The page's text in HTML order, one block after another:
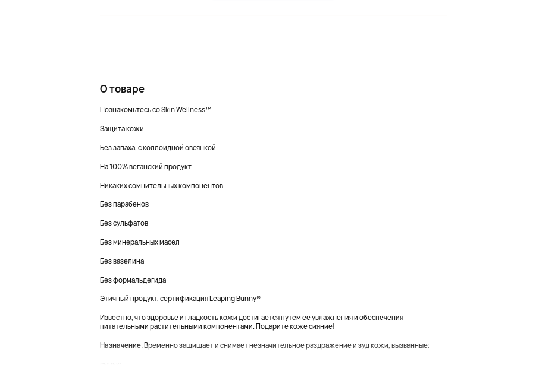
О товаре
Познакомьтесь со Skin Wellness™
Защита кожи
Без запаха, с коллоидной овсянкой
На 100% веганский продукт
Никаких сомнительных компонентов
Без парабенов
Без сульфатов
Без минеральных масел
Без вазелина
Без формальдегида
Этичный продукт, сертификация Leaping Bunny®
Известно, что здоровье и гладкость кожи достигается путем ее увлажнения и обеспечения
питательными растительными компонентами. Подарите коже сияние!
Назначение. Временно защищает и снимает незначительное раздражение и зуд кожи, вызванные: